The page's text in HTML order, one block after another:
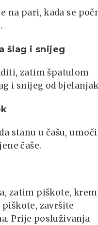
na pari, kada se
šlag i snijeg
zatim špatulom
i snijeg od
stanu u čašu,
čaše.
zatim piškote,
završite
Prije posluživanja